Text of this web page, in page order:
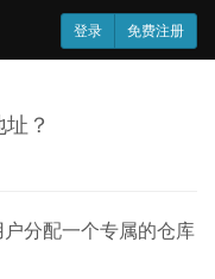
登录 免费注册
？
分配一个专属的仓库